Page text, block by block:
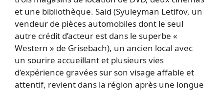
et une bibliothèque. Said (Syuleyman Letifov, un
vendeur de pièces automobiles dont le seul
autre crédit d’acteur est dans le superbe «
Western » de Grisebach), un ancien local avec
un sourire accueillant et plusieurs vies
d’expérience gravées sur son visage affable et
attentif, revient dans la région après une longue